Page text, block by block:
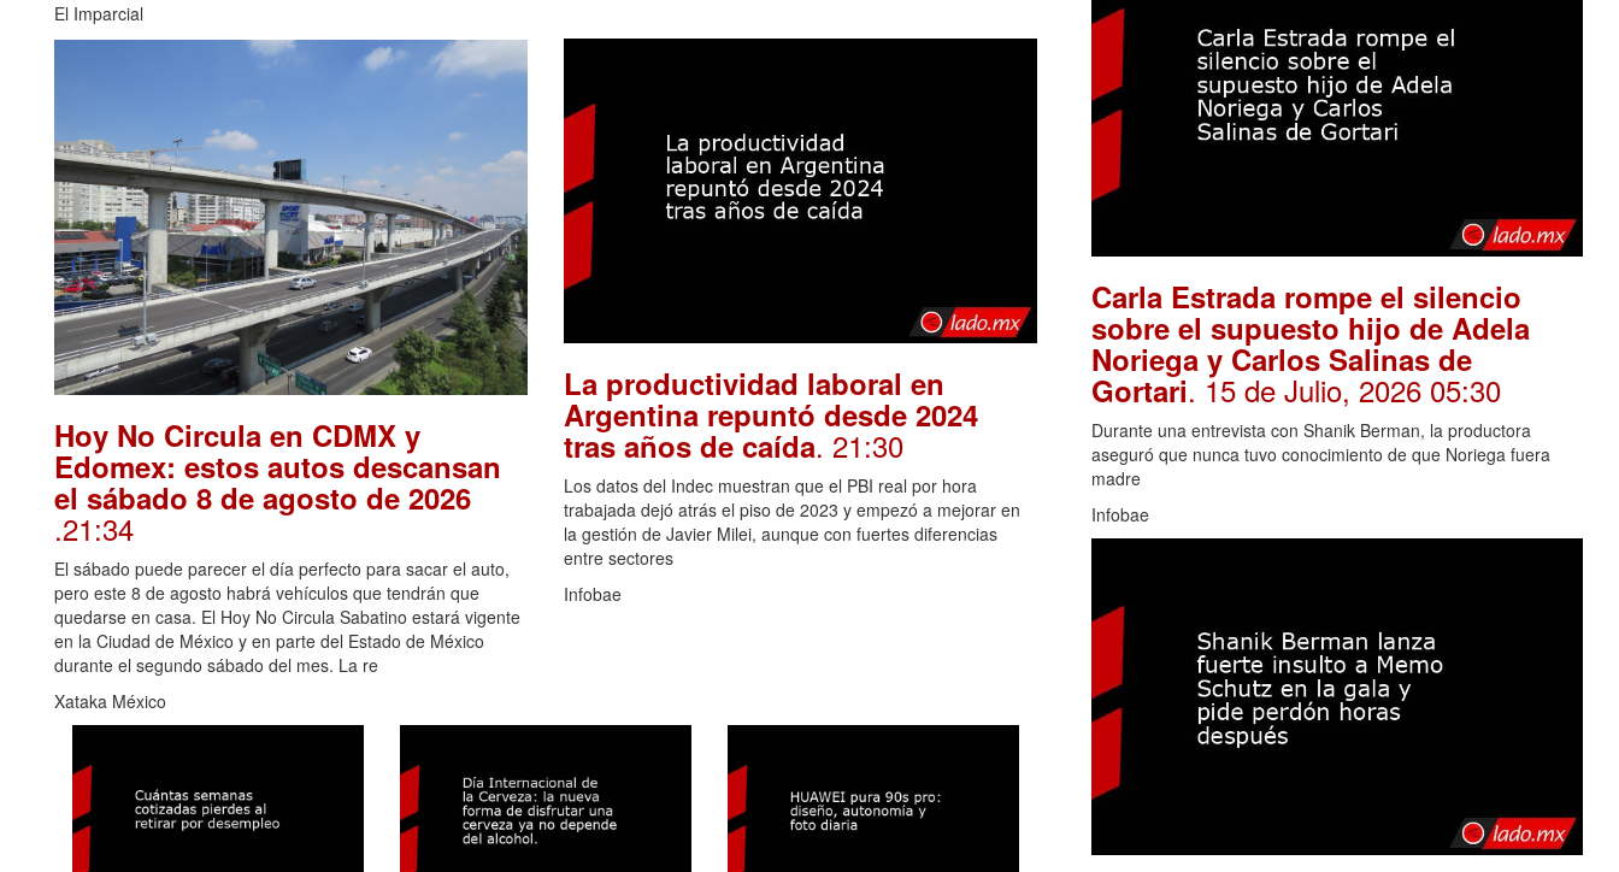
El Imparcial
Hoy No Circula en CDMX y
Edomex: estos autos descansan
el sábado 8 de agosto de 2026
.21:34
El sábado puede parecer el día perfecto para sacar el auto,
pero este 8 de agosto habrá vehículos que tendrán que
quedarse en casa. El Hoy No Circula Sabatino estará vigente
en la Ciudad de México y en parte del Estado de México
durante el segundo sábado del mes. La re
Xataka México
La productividad laboral en
Argentina repuntó desde 2024
tras años de caída. 21:30
Los datos del Indec muestran que el PBI real por hora
trabajada dejó atrás el piso de 2023 y empezó a mejorar en
la gestión de Javier Milei, aunque con fuertes diferencias
entre sectores
Infobae
Carla Estrada rompe el silencio
sobre el supuesto hijo de Adela
Noriega y Carlos Salinas de
Gortari. 15 de Julio, 2026 05:30
Durante una entrevista con Shanik Berman, la productora
aseguró que nunca tuvo conocimiento de que Noriega fuera
madre
Infobae